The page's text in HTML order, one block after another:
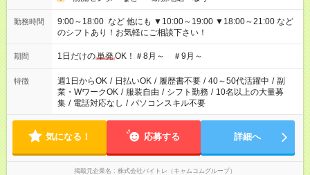
勤務時間
9:00～18:00 など 他にも ▼10:00～19:00 ▼18:00～21:00 など
のシフトあり！お気軽にご相談下さい！
期間 1日だけの単発OK！＃8月～ ＃9月～
特徴 週1日からOK / 日払いOK / 履歴書不要 / 40～50代活躍中 / 副
業・WワークOK / 服装自由 / シフト勤務 / 10名以上の大量募
集 / 電話対応なし / パソコンスキル不要
気になる！ 応募する 詳細へ
掲載元企業名 株式会社バイトレ（キャムコムグループ）